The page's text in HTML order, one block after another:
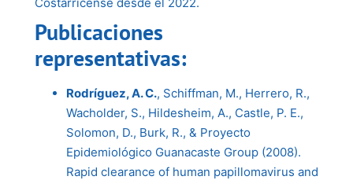
Publicaciones
representativas:
Rodríguez, A. C., Schiffman, M., Herrero, R.,
Wacholder, S., Hildesheim, A., Castle, P. E.,
Solomon, D., Burk, R., & Proyecto
Epidemiológico Guanacaste Group (2008).
Rapid clearance of human papillomavirus and